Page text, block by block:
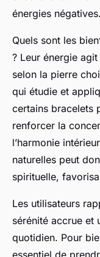
énergies négatives.
Quels sont les
? Leur énergie
selon la pierre
qui étudie et
certains bracelets
renforcer la
l’harmonie
naturelles peut
spirituelle,
Les utilisateurs
sérénité accrue et
quotidien. Pour